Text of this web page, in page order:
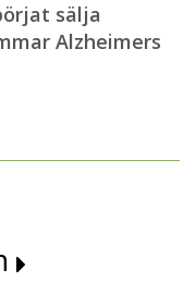
sälja
Alzheimers